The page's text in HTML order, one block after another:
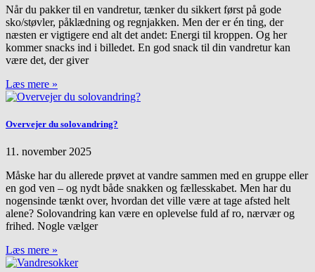
Når du pakker til en vandretur, tænker du sikkert først på gode
sko/støvler, påklædning og regnjakken. Men der er én ting, der
næsten er vigtigere end alt det andet: Energi til kroppen. Og her
kommer snacks ind i billedet. En god snack til din vandretur kan
være det, der giver
Læs mere »
Overvejer du solovandring?
11. november 2025
Måske har du allerede prøvet at vandre sammen med en gruppe eller
en god ven – og nydt både snakken og fællesskabet. Men har du
nogensinde tænkt over, hvordan det ville være at tage afsted helt
alene? Solovandring kan være en oplevelse fuld af ro, nærvær og
frihed. Nogle vælger
Læs mere »